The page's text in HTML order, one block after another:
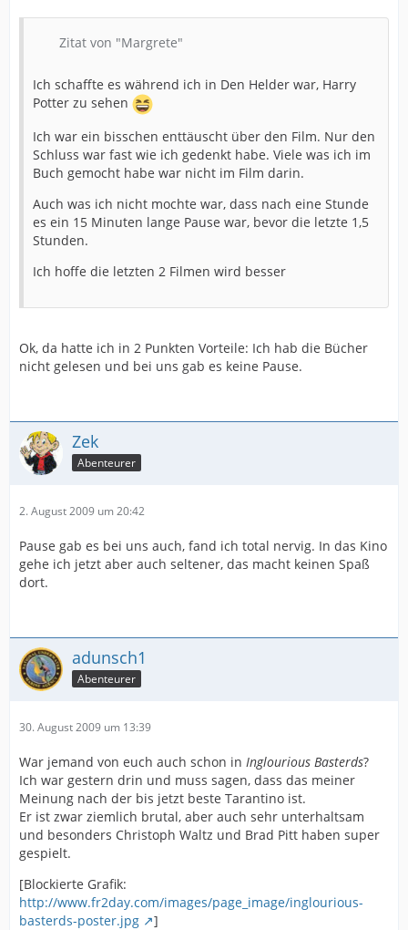
Zitat von "Margrete"
Ich schaffte es während ich in Den Helder war, Harry
Potter zu sehen
Ich war ein bisschen enttäuscht über den Film. Nur den
Schluss war fast wie ich gedenkt habe. Viele was ich im
Buch gemocht habe war nicht im Film darin.
Auch was ich nicht mochte war, dass nach eine Stunde
es ein 15 Minuten lange Pause war, bevor die letzte 1,5
Stunden.
Ich hoffe die letzten 2 Filmen wird besser
Ok, da hatte ich in 2 Punkten Vorteile: Ich hab die Bücher
nicht gelesen und bei uns gab es keine Pause.
Zek
Abenteurer
2. August 2009 um 20:42
Pause gab es bei uns auch, fand ich total nervig. In das Kino
gehe ich jetzt aber auch seltener, das macht keinen Spaß
dort.
adunsch1
Abenteurer
30. August 2009 um 13:39
War jemand von euch auch schon in Inglourious Basterds?
Ich war gestern drin und muss sagen, dass das meiner
Meinung nach der bis jetzt beste Tarantino ist.
Er ist zwar ziemlich brutal, aber auch sehr unterhaltsam
und besonders Christoph Waltz und Brad Pitt haben super
gespielt.
[Blockierte Grafik:
http://www.fr2day.com/images/page_image/inglourious-
basterds-poster.jpg
]